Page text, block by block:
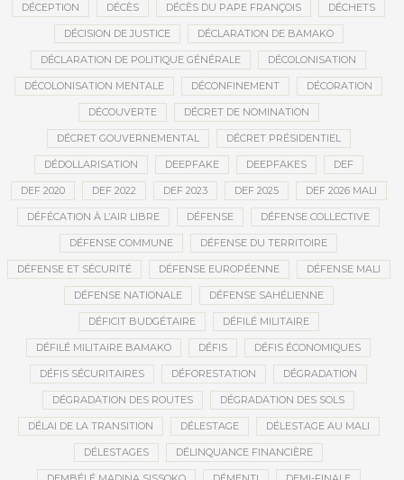
DÉCEPTION DÉCÈS DÉCÈS DU PAPE FRANÇOIS DÉCHETS
DÉCISION DE JUSTICE DÉCLARATION DE BAMAKO
DÉCLARATION DE POLITIQUE GÉNÉRALE DÉCOLONISATION
DÉCOLONISATION MENTALE DÉCONFINEMENT DÉCORATION
DÉCOUVERTE DÉCRET DE NOMINATION
DÉCRET GOUVERNEMENTAL DÉCRET PRÉSIDENTIEL
DÉDOLLARISATION DEEPFAKE DEEPFAKES DEF
DEF 2020 DEF 2022 DEF 2023 DEF 2025 DEF 2026 MALI
DÉFÉCATION À L’AIR LIBRE DÉFENSE DÉFENSE COLLECTIVE
DÉFENSE COMMUNE DÉFENSE DU TERRITOIRE
DÉFENSE ET SÉCURITÉ DÉFENSE EUROPÉENNE DÉFENSE MALI
DÉFENSE NATIONALE DÉFENSE SAHÉLIENNE
DÉFICIT BUDGÉTAIRE DÉFILÉ MILITAIRE
DÉFILÉ MILITAIRE BAMAKO DÉFIS DÉFIS ÉCONOMIQUES
DÉFIS SÉCURITAIRES DÉFORESTATION DÉGRADATION
DÉGRADATION DES ROUTES DÉGRADATION DES SOLS
DÉLAI DE LA TRANSITION DÉLESTAGE DÉLESTAGE AU MALI
DÉLESTAGES DÉLINQUANCE FINANCIÈRE